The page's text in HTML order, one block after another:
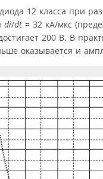
12 класса при
di/dt = 32 кА/мкс
200 В. В
оказывается и